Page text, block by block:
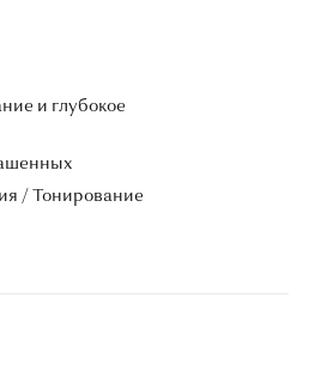
и глубокое
/ Тонирование